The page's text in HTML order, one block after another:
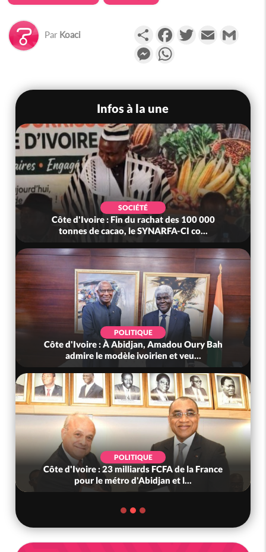
Par Koaci PartagerFacebookTwitterEmail
Messenger
Infos à la une
SOCIÉTÉ
Côte d'Ivoire : Fin du rachat des 100 000
tonnes de cacao, le SYNARFA-CI co...
POLITIQUE
Côte d'Ivoire : À Abidjan, Amadou Oury Bah
admire le modèle ivoirien et veu...
POLITIQUE
Côte d'Ivoire : 23 milliards FCFA de la France
pour le métro d'Abidjan et l...